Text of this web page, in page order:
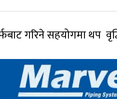
गरिने सहयोगमा थप